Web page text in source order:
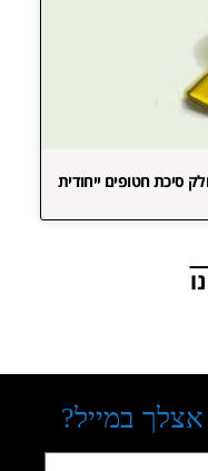
סיכת חטופים ייחודית